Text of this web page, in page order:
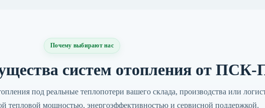
Почему выбирают нас
систем отопления от
под реальные теплопотери вашего склада, производства или
тепловой мощностью, энергоэффективностью и сервисной поддержкой.